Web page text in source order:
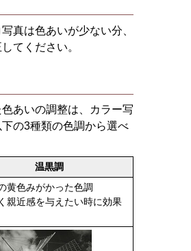
真は色あいが少ない分、
てください。
あいの調整は、カラー写
の3種類の色調から選べ
温黒調
黄色みがかった色調
親近感を与えたい時に効果